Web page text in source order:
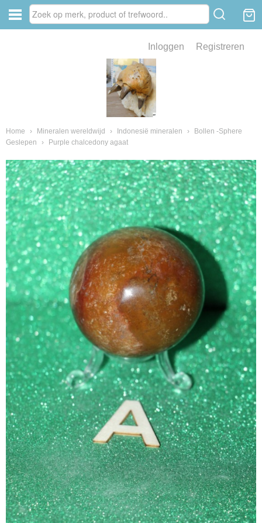
Inloggen Registreren
Home › Mineralen wereldwijd › Indonesië mineralen ›
Bollen -Sphere
Geslepen
› Purple chalcedony agaat
van fossielen en mineralen